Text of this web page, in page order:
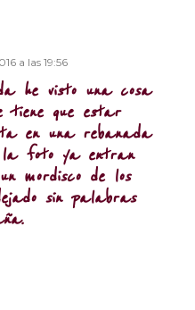
a las 19:56
he visto una cosa
tiene que estar
en una rebanada
la foto ya entran
mordisco de los
sin palabras